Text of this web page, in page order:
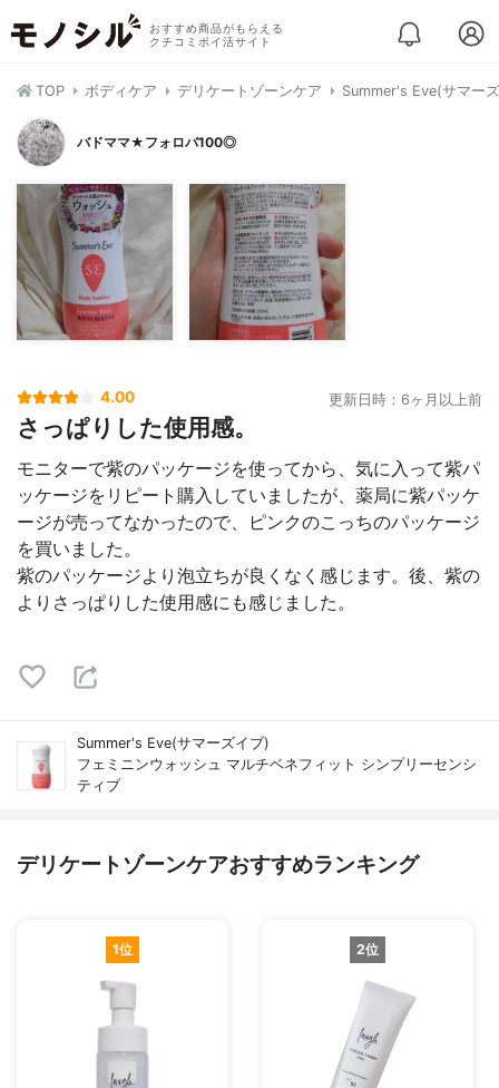
おすすめ商品がもらえる
クチコミポイ活サイト
TOP ボディケア デリケートゾーンケア Summer's Eve(サマー
バドママ★フォロバ100◎
4.00 更新日時：6ヶ月以上前
さっぱりした使用感。
モニターで紫のパッケージを使ってから、気に入って紫パ
ッケージをリピート購入していましたが、薬局に紫パッケ
ージが売ってなかったので、ピンクのこっちのパッケージ
を買いました。
紫のパッケージより泡立ちが良くなく感じます。後、紫の
よりさっぱりした使用感にも感じました。
Summer's Eve(サマーズイブ)
フェミニンウォッシュ マルチベネフィット シンプリーセンシ
ティブ
デリケートゾーンケアおすすめランキング
1位 2位